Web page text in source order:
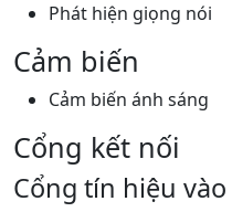
Phát hiện giọng nói
Cảm biến
Cảm biến ánh sáng
Cổng kết nối
Cổng tín hiệu vào